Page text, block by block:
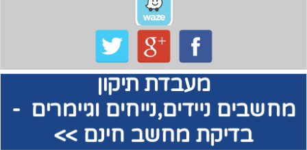
מעבדת תיקון
מחשביםניידים,נייחים וגיימרים -
בדיקת מחשב חינם >>